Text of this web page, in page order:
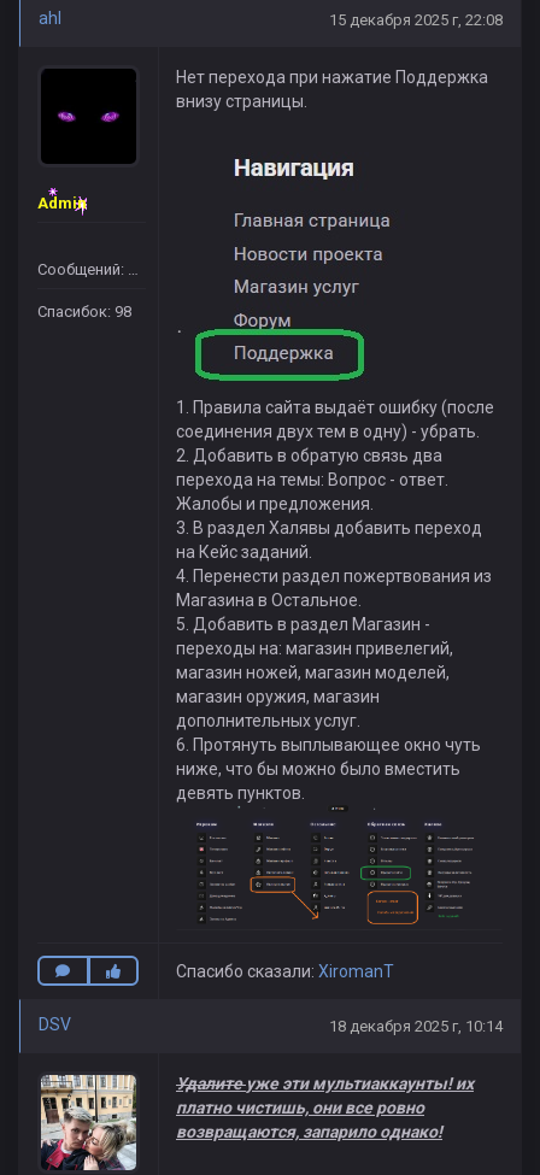
ahl 15 декабря 2025 г, 22:08
Admin
Сообщений: 109
Спасибок: 98
Нет перехода при нажатие Поддержка
внизу страницы.
1. Правила сайта выдаёт ошибку (после
соединения двух тем в одну) - убрать.
2. Добавить в обратую связь два
перехода на темы: Вопрос - ответ.
Жалобы и предложения.
3. В раздел Халявы добавить переход
на Кейс заданий.
4. Перенести раздел пожертвования из
Магазина в Остальное.
5. Добавить в раздел Магазин -
переходы на: магазин привелегий,
магазин ножей, магазин моделей,
магазин оружия, магазин
дополнительных услуг.
6. Протянуть выплывающее окно чуть
ниже, что бы можно было вместить
девять пунктов.
Спасибо сказали: XiromanT
DSV 18 декабря 2025 г, 10:14
Удалитеуже эти мультиаккаунты! их
платно чистишь, они все ровно
возвращаются, запарило однако!